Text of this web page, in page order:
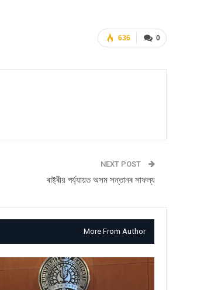
0
636
NEXT POST
ৰাষ্ট্ৰীয় পৰ্য্যায়ত অসম সন্তানৰ সাফল্য
More From Author